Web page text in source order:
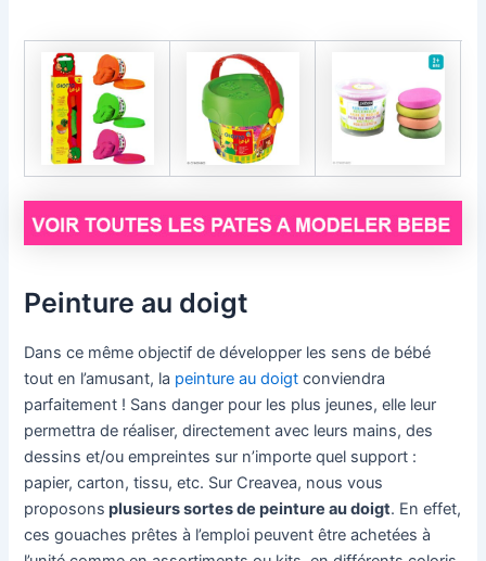
Peinture au doigt
Dans ce même objectif de développer les sens de bébé
tout en l’amusant, la peinture au doigt conviendra
parfaitement ! Sans danger pour les plus jeunes, elle leur
permettra de réaliser, directement avec leurs mains, des
dessins et/ou empreintes sur n’importe quel support :
papier, carton, tissu, etc. Sur Creavea, nous vous
proposons plusieurs sortes de peinture au doigt. En effet,
ces gouaches prêtes à l’emploi peuvent être achetées à